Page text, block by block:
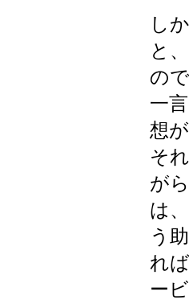
し
と
の
一
想
そ
が
は
う
れ
ー